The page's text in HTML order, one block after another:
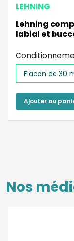
LEHNING
Lehning
labial et
Flacon de 30
Ajouter au
Nos